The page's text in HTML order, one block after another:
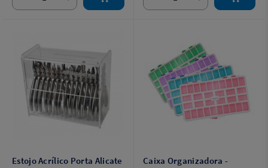
Estojo Acrílico Porta Alicate
Caixa Organizadora -